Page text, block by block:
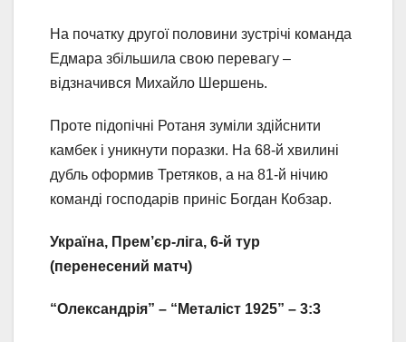
На початку другої половини зустрічі команда
Едмара збільшила свою перевагу –
відзначився Михайло Шершень.
Проте підопічні Ротаня зуміли здійснити
камбек і уникнути поразки. На 68-й хвилині
дубль оформив Третяков, а на 81-й нічию
команді господарів приніс Богдан Кобзар.
Україна, Прем’єр-ліга, 6-й тур
(перенесений матч)
“Олександрія” – “Металіст 1925” – 3:3